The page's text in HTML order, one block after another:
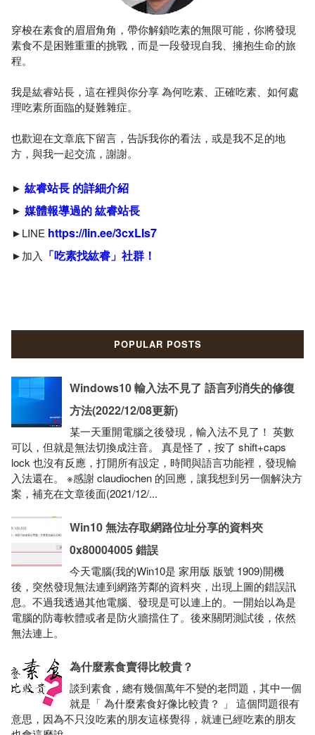
穿梭在素食的眉眉角角，帶你解鎖吃素的無限可能，你將發現
素食不是困難重重的挑戰，而是一段發現自我、擁抱生命的旅
程。
我是紘睿站長，這在裡與你分享 為何吃素、正確吃素、如何處
理吃素所面臨的疑難雜症。
也歡迎在文章底下留言，告訴我你的看法，或是我不足的地
方，與我一起交流，謝謝。
► 紘睿站長 的詳細介紹
► 媒體報導過的 紘睿站長
►LINE https://lin.ee/3cxLIs7
►加入 「吃素找紘睿」社群！
POPULAR POSTS
Windows10 輸入法不見了 語言列消失的修復
方法(2022/12/08更新)
某一天重開電腦之後發現，輸入法不見了！ 英數
可以，但就是無法切換成注音。 真是怪了，按了 shift+caps
lock 也沒有反應，打開所有設定，時間與語言功能裡，發現輸
入法還在。 ※感謝 claudiochen 的回應，讓我想到另一個解決方
案，補充在文章後面(2021/12/...
Win10 無法存取網路位址分享的資料夾
0x80004005 錯誤
今天電腦(我的Win10是 家用版 版號 1909)開機
後，突然發現無法連到網路芳鄰的資料夾，出現上圖的錯誤訊
息。不過我透過其他電腦、發現是可以連上的。一開始以為是
電腦的防毒軟體或者是防火牆擋住了。後來關閉測試後，依然
無法連上。
為什麼素食賣得比較貴？
談到素食，總有幾個萬年不變的老問題，其中一個
就是「 為什麼素食好像比較貴？ 」 這個問題很有
意思，因為不只沒吃素的朋友這樣覺得，就連已經吃素的朋友